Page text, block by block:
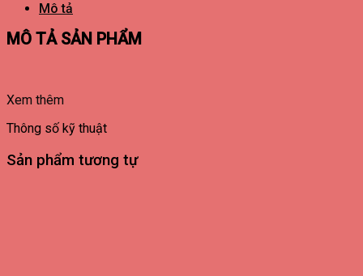
Mô tả
MÔ TẢ SẢN PHẨM
Xem thêm
Thông số kỹ thuật
Sản phẩm tương tự